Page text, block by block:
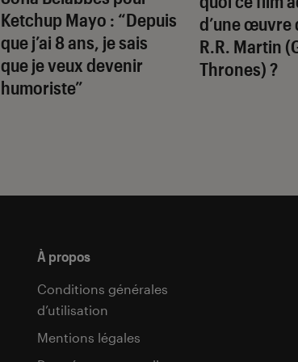
Ketchup Mayo : “Depuis
que j’ai 8 ans, je sais
que je veux devenir
humoriste”
d’une œuvre
R.R. Martin (
Thrones) ?
À propos
Conditions générales
d’utilisation
Mentions légales